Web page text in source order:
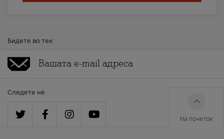
Бидете во тек
Следете нè
На почеток